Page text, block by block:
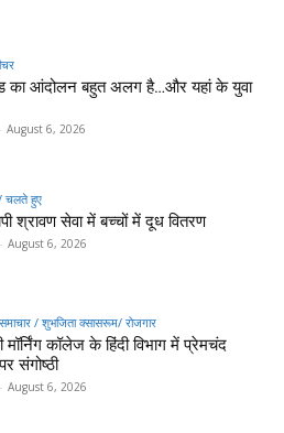
का आंदोलन बहुत अलग है…और यहां के युवा
- August 6, 2026
चलते हुए
श्रावण सेवा में बच्चों में दूध वितरण
- August 6, 2026
/ शुभजिता क्सासरूम/ रोजगार
मॉर्निंग कॉलेज के हिंदी विभाग में प्रेमचंद
संगोष्ठी
- August 6, 2026